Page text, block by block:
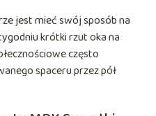
jest mieć swój sposób na
krótki rzut oka na
często
spaceru przez pół